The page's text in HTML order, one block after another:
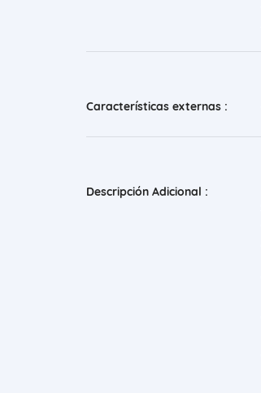
Características externas :
Descripción Adicional :